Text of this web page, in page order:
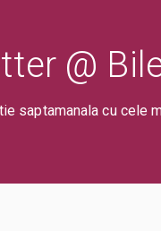
@
saptamanala cu cele